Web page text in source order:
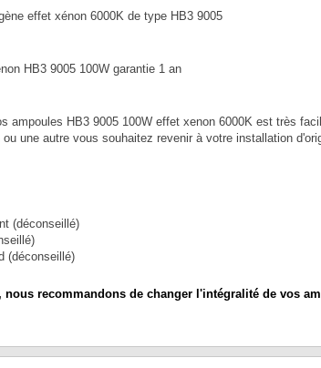
effet xénon 6000K de type HB3 9005
HB3 9005 100W garantie 1 an
ampoules HB3 9005 100W effet xenon 6000K est très
ou une autre vous souhaitez revenir à votre installation
(déconseillé)
(déconseillé)
nous recommandons de changer l'intégralité de vos